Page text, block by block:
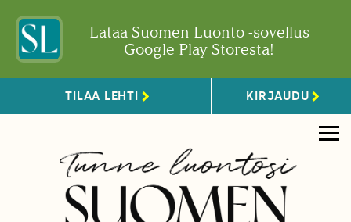
Lataa Suomen Luonto -sovellus
Google Play Storesta!
TILAA LEHTI KIRJAUDU